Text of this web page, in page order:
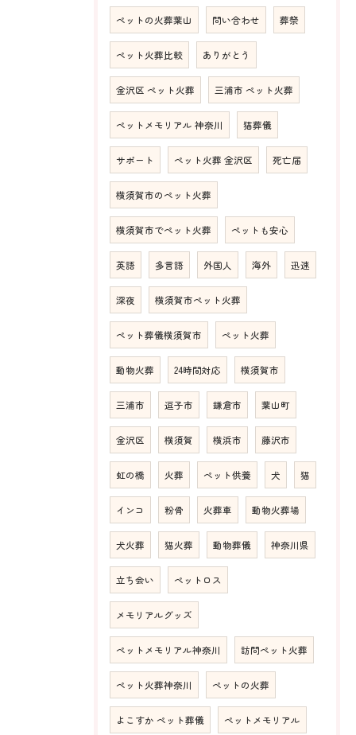
ペットの火葬葉山 問い合わせ 葬祭
ペット火葬比較 ありがとう
金沢区 ペット火葬 三浦市 ペット火葬
ペットメモリアル 神奈川 猫葬儀
サポート ペット火葬 金沢区 死亡届
横須賀市のペット火葬
横須賀市でペット火葬 ペットも安心
英語 多言語 外国人 海外 迅速
深夜 横須賀市ペット火葬
ペット葬儀横須賀市 ペット火葬
動物火葬 24時間対応 横須賀市
三浦市 逗子市 鎌倉市 葉山町
金沢区 横須賀 横浜市 藤沢市
虹の橋 火葬 ペット供養 犬 猫
インコ 粉骨 火葬車 動物火葬場
犬火葬 猫火葬 動物葬儀 神奈川県
立ち会い ペットロス
メモリアルグッズ
ペットメモリアル神奈川 訪問ペット火葬
ペット火葬神奈川 ペットの火葬
よこすか ペット葬儀 ペットメモリアル